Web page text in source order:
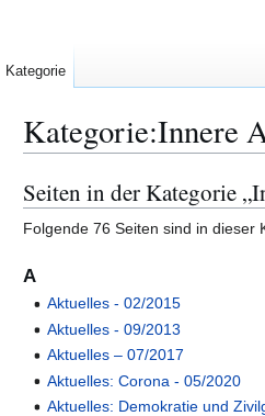
Kategorie:Innere
Zur
Navigation
springen
Zur
Suche
springen
Seiten in der Kategorie
Folgende 76 Seiten sind in dieser
A
Aktuelles - 02/2015
Aktuelles - 09/2013
Aktuelles – 07/2017
Aktuelles: Corona - 05/2020
Aktuelles: Demokratie und
Kategorie